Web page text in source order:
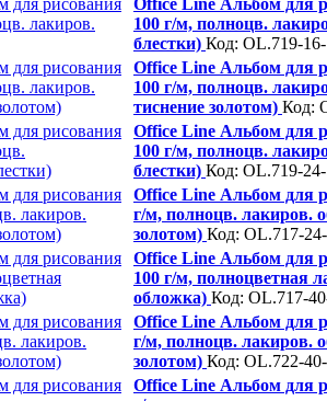
100 г/м, полноцв.
блестки) Код: OL.719-
Office Line Альбом для
100 г/м, полноцв.
тиснение золотом) Код:
Office Line Альбом для
100 г/м, полноцв.
блестки) Код: OL.719-
Office Line Альбом для
г/м, полноцв. лакиров.
золотом) Код: OL.717-
Office Line Альбом для
100 г/м, полноцветная
обложка) Код: OL.717-
Office Line Альбом для
г/м, полноцв. лакиров.
золотом) Код: OL.722-
Office Line Альбом для